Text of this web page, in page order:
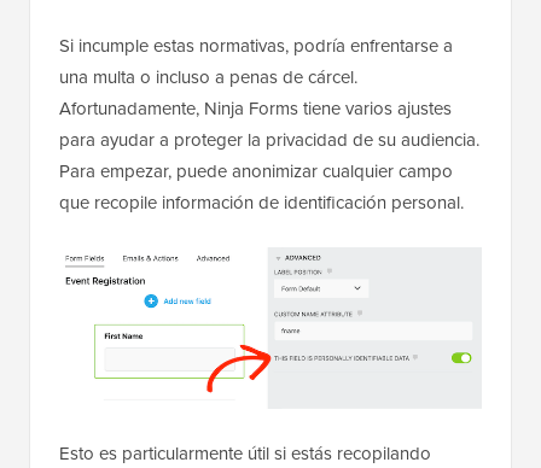
Si incumple estas normativas, podría enfrentarse a
una multa o incluso a penas de cárcel.
Afortunadamente, Ninja Forms tiene varios ajustes
para ayudar a proteger la privacidad de su audiencia.
Para empezar, puede anonimizar cualquier campo
que recopile información de identificación personal.
Esto es particularmente útil si estás recopilando